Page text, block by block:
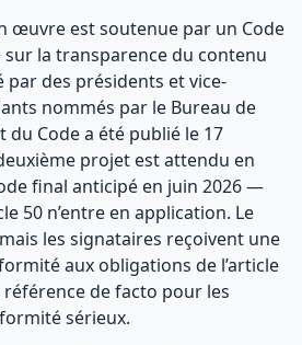
œuvre est soutenue par un Code
la transparence du contenu
par des présidents et vice-
nommés par le Bureau de
du Code a été publié le 17
projet est attendu en
final anticipé en juin 2026 —
50 n’entre en application. Le
les signataires reçoivent une
aux obligations de l’article
de facto pour les
sérieux.